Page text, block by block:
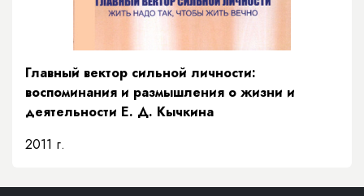
Главный вектор сильной личности:
воспоминания и размышления о жизни и
деятельности Е. Д. Кычкина
2011 г.